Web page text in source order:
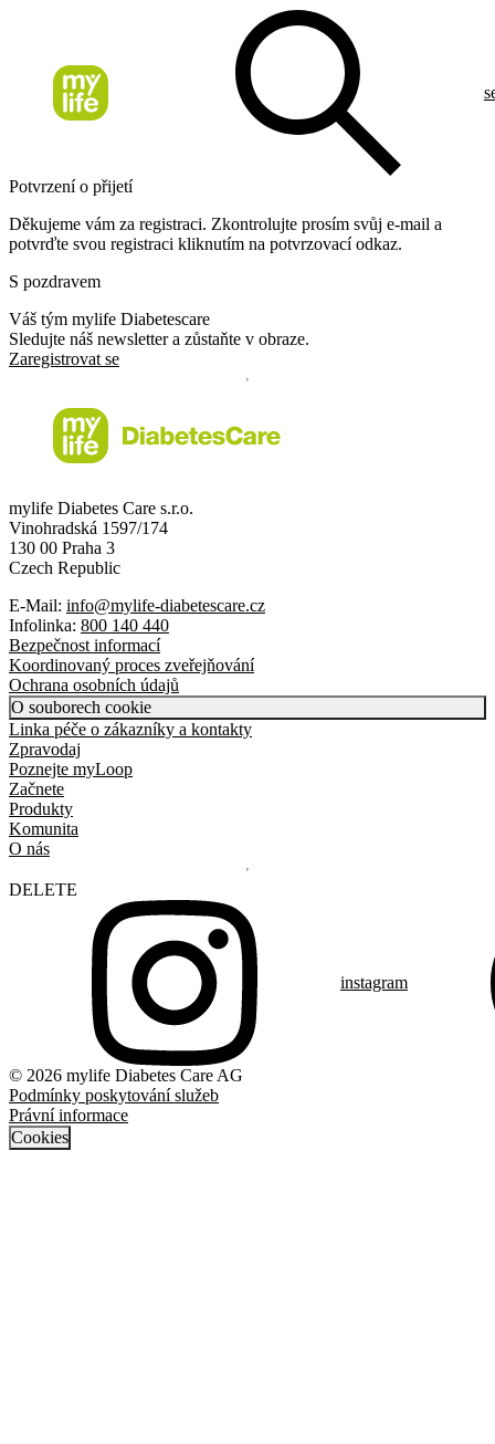
Potvrzení o přijetí
Děkujeme vám za registraci. Zkontrolujte prosím svůj e-mail a
potvrďte svou registraci kliknutím na potvrzovací odkaz.
S pozdravem
Váš tým mylife Diabetescare
Sledujte náš newsletter a zůstaňte v obraze.
Zaregistrovat se
mylife Diabetes Care s.r.o.
Vinohradská 1597/174
130 00 Praha 3
Czech Republic
E-Mail: info@mylife-diabetescare.cz
Infolinka: 800 140 440
Bezpečnost informací
Koordinovaný proces zveřejňování
Ochrana osobních údajů
O souborech cookie
Linka péče o zákazníky a kontakty
Zpravodaj
Poznejte myLoop
Začnete
Produkty
Komunita
O nás
DELETE
instagram
© 2026 mylife Diabetes Care AG
Podmínky poskytování služeb
Právní informace
Cookies